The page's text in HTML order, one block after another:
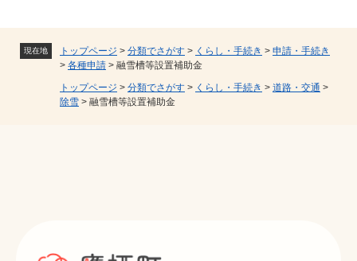
現在地 トップページ > 分類でさがす > くらし・手続き > 申請・手続き
> 各種申請 > 融雪槽等設置補助金
トップページ > 分類でさがす > くらし・手続き > 道路・交通 >
除雪 > 融雪槽等設置補助金